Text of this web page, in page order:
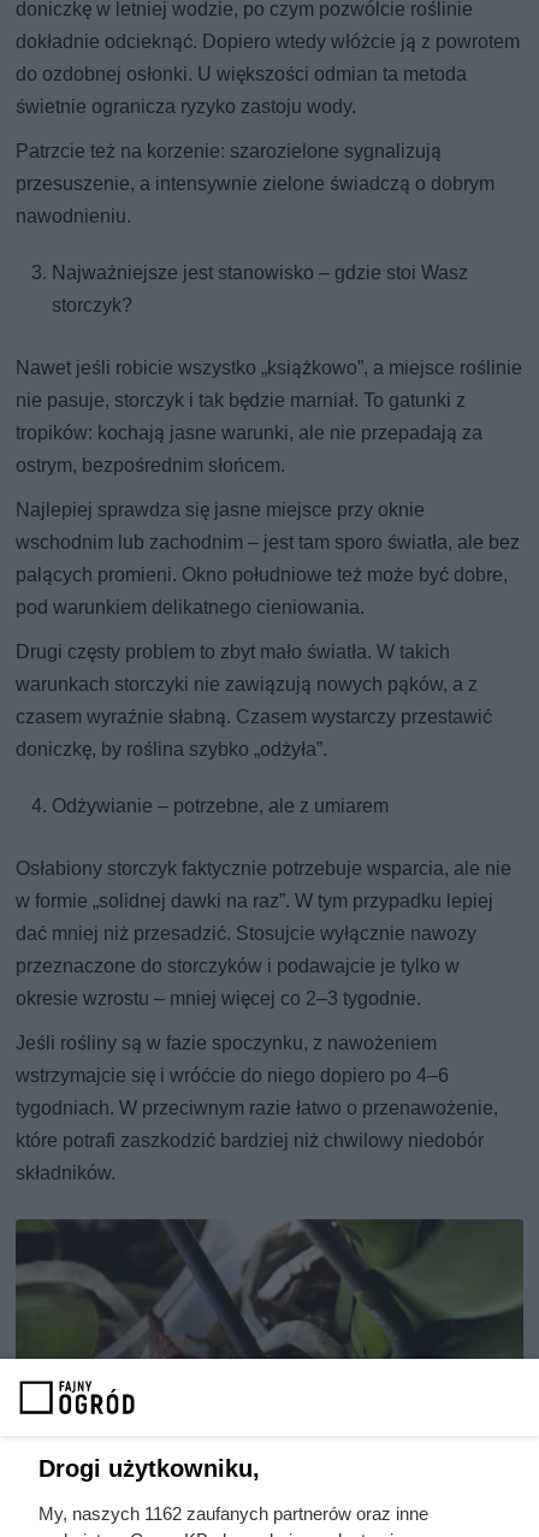
doniczkę w letniej wodzie, po czym pozwólcie roślinie
dokładnie odcieknąć. Dopiero wtedy włóżcie ją z powrotem
do ozdobnej osłonki. U większości odmian ta metoda
świetnie ogranicza ryzyko zastoju wody.
Patrzcie też na korzenie: szarozielone sygnalizują
przesuszenie, a intensywnie zielone świadczą o dobrym
nawodnieniu.
Najważniejsze jest stanowisko – gdzie stoi Wasz
storczyk?
Nawet jeśli robicie wszystko „książkowo”, a miejsce roślinie
nie pasuje, storczyk i tak będzie marniał. To gatunki z
tropików: kochają jasne warunki, ale nie przepadają za
ostrym, bezpośrednim słońcem.
Najlepiej sprawdza się jasne miejsce przy oknie
wschodnim lub zachodnim – jest tam sporo światła, ale bez
palących promieni. Okno południowe też może być dobre,
pod warunkiem delikatnego cieniowania.
Drugi częsty problem to zbyt mało światła. W takich
warunkach storczyki nie zawiązują nowych pąków, a z
czasem wyraźnie słabną. Czasem wystarczy przestawić
doniczkę, by roślina szybko „odżyła”.
Odżywianie – potrzebne, ale z umiarem
Osłabiony storczyk faktycznie potrzebuje wsparcia, ale nie
w formie „solidnej dawki na raz”. W tym przypadku lepiej
dać mniej niż przesadzić. Stosujcie wyłącznie nawozy
przeznaczone do storczyków i podawajcie je tylko w
okresie wzrostu – mniej więcej co 2–3 tygodnie.
Jeśli rośliny są w fazie spoczynku, z nawożeniem
wstrzymajcie się i wróćcie do niego dopiero po 4–6
tygodniach. W przeciwnym razie łatwo o przenawożenie,
które potrafi zaszkodzić bardziej niż chwilowy niedobór
składników.
Drogi użytkowniku,
My, naszych 1162 zaufanych partnerów oraz inne